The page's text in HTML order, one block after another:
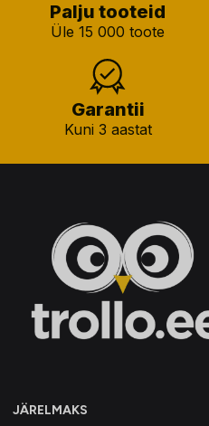
Palju tooteid
Üle 15 000 toote
Garantii
Kuni 3 aastat
JÄRELMAKS